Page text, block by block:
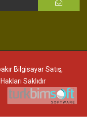
Bilgisayar Satış,
Saklıdır